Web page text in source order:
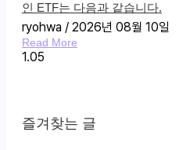
인 ​​ETF는 다음과 같습니다.
ryohwa 2026년 08월 10일
Read More
즐겨찾는 글